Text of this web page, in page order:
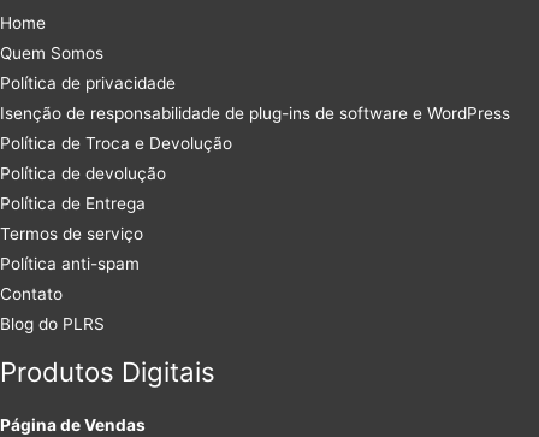
Home
Quem Somos
Política de privacidade
Isenção de responsabilidade de plug-ins de software e WordPress
Política de Troca e Devolução
Política de devolução
Política de Entrega
Termos de serviço
Política anti-spam
Contato
Blog do PLRS
Produtos Digitais
Página de Vendas